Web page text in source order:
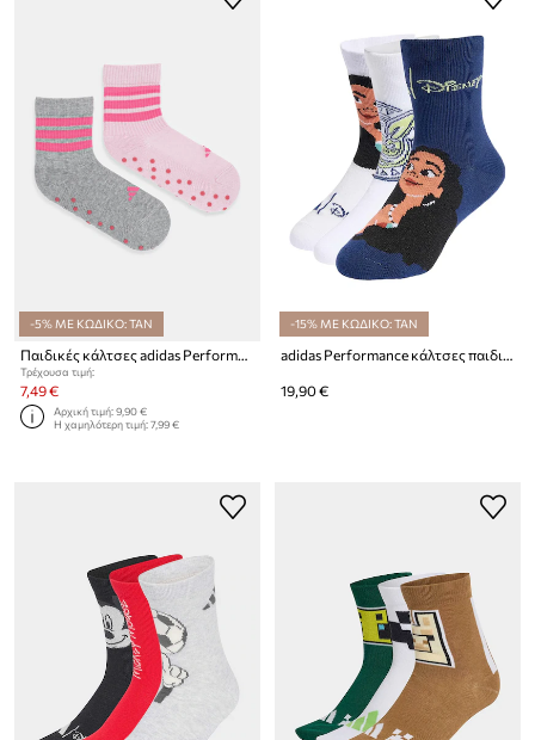
-5% ΜΕ ΚΩΔΙΚΟ: TAN
Παιδικές κάλτσες adidas Performance 2-pack
Τρέχουσα τιμή:
7,49 €
Αρχική τιμή:9,90 €
Η χαμηλότερη τιμή:7,99 €
-15% ΜΕ ΚΩΔΙΚΟ: TAN
adidas Performance κάλτσες παιδικές DISNEY 3-pack
19,90 €